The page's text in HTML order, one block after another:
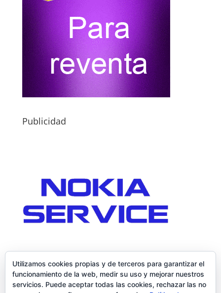
Publicidad
Utilizamos cookies propias y de terceros para garantizar el
funcionamiento de la web, medir su uso y mejorar nuestros
servicios. Puede aceptar todas las cookies, rechazar las no